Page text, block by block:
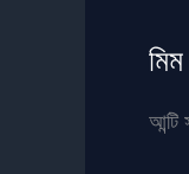
আন্টি